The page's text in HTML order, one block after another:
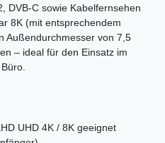
DVB-C sowie Kabelfernsehen
8K (mit entsprechendem
Außendurchmesser von 7,5
– ideal für den Einsatz im
UHD 4K / 8K geeignet